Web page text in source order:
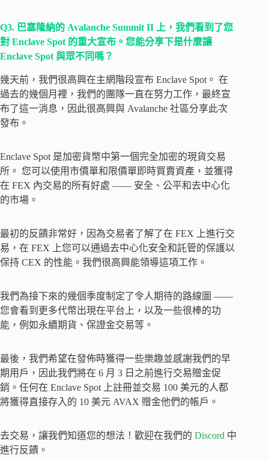
Q3. 巴塞隆納的 Avalanche Summit II 上，我們看到了您
對 Enclave Spot 的重大宣布。您能分享下是什麼讓
Enclave Spot 與眾不同嗎？
幾天前，我們很高興在主網階段宣布 Enclave Spot。 在
過去的幾個月裡，我們的團隊一直在努力工作，最終宣
布了這一消息，因此很高興與 Avalanche 社區分享此次
發布。
Enclave Spot 是加密貨幣中第一個完全加密的現貨交易
所。 您可以使用市價單和限價單即時買賣資產，並獲得
在 FEX 內交易的所有好處 —— 安全、公平和去中心化
的市場。
最初的反饋非常好，因為交易者了解了在 FEX 上進行交
易，在 FEX 上您可以通過去中心化安全和託管的保護以
保持 CEX 的性能。我們很高興能領導這項工作。
我們為接下來的幾個季度制定了令人期待的路線圖 ——
您會看到更多代幣出現在平台上，以及一些很棒的功
能，例如永續期貨、保證金交易等。
最後，我們希望在發佈時獲得一些樂趣並感謝我們的早
期用戶，因此我們將在 6 月 3 日之前進行交易贈金促
銷。任何在 Enclave Spot 上註冊並交易 100 美元的人都
將獲得直接存入的 10 美元 AVAX 贈金他們的帳戶。
去交易，讓我們知道您的想法！歡迎在我們的 Discord 中
進行反饋。